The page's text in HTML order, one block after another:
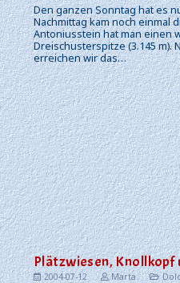
Den ganzen Sonntag hat es
Nachmittag kam noch einmal
Antoniusstein hat man einen
Dreischusterspitze (3.145 m).
erreichen wir das…
Plätzwiesen, Knollkopf
2004-07-12 Marta